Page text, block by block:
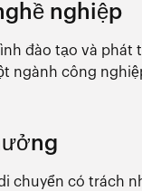
nghiệp
đào tạo và phát
ngành công
chuyển có trách